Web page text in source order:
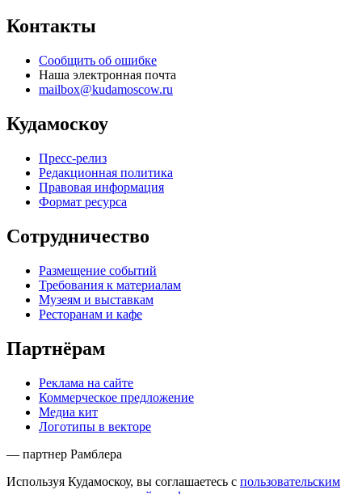
Контакты
Сообщить об ошибке
Наша электронная почта
mailbox@kudamoscow.ru
Кудамоскоу
Пресс-релиз
Редакционная политика
Правовая информация
Формат ресурса
Сотрудничество
Размещение событий
Требования к материалам
Музеям и выставкам
Ресторанам и кафе
Партнёрам
Реклама на сайте
Коммерческое предложение
Медиа кит
Логотипы в векторе
— партнер Рамблера
Используя Кудамоскоу, вы соглашаетесь с пользовательским